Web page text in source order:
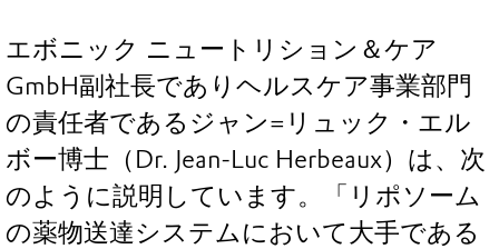
エボニック ニュートリション＆ケア
GmbH副社長でありヘルスケア事業部門
の責任者であるジャン=リュック・エル
ボー博士（Dr. Jean-Luc Herbeaux）は、次
のように説明しています。「リポソーム
の薬物送達システムにおいて大手である